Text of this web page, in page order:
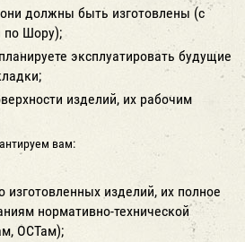
должны быть изготовлены (с
по Шору);
эксплуатировать будущие
изделий, их рабочим
вам:
изделий, их полное
нормативно-технической
ОСТам);